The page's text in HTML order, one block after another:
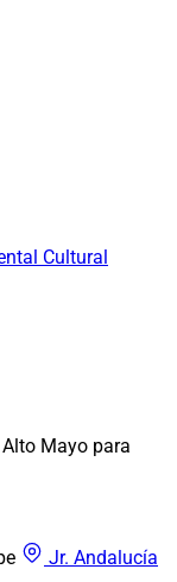
Cultural
Mayo para
Jr. Andalucía